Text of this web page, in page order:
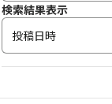
検索結果表示
投稿日時